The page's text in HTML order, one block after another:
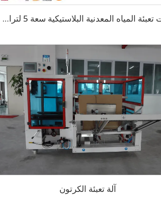
معدات تعبئة المياه المعدنية البلاستيكية سعة 5 لترات بطاقة 800 زجاجة في الساعة (CGF 6-6-1)
آلة تعبئة الكرتون